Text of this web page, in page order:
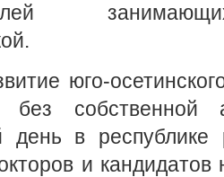
юго-
без
день в
и кандидатов